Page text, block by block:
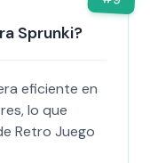
Sprunki?
eficiente en
lo que
Retro Juego